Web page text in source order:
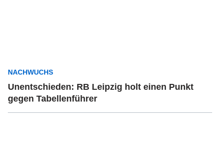
NACHWUCHS
Unentschieden: RB Leipzig holt einen Punkt
gegen Tabellenführer